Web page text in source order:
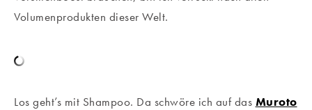
Volumenprodukten dieser Welt.
Los geht’s mit Shampoo. Da schwöre ich auf das Muroto